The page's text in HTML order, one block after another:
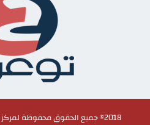
2018© جميع الحقوق محفوظة لمركز